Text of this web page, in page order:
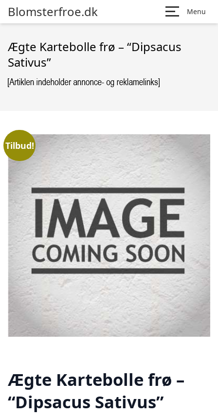
Blomsterfroe.dk Menu
Ægte Kartebolle frø – “Dipsacus
Sativus”
Tilbud!
Ægte Kartebolle frø –
“Dipsacus Sativus”